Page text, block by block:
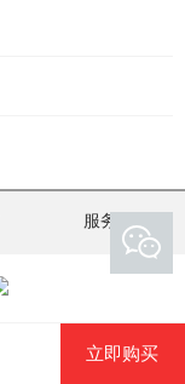
立即购买
服务支持